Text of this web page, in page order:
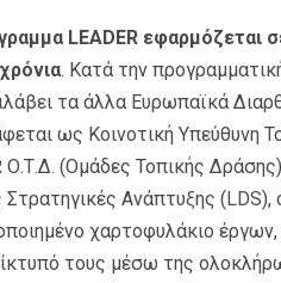
LEADER εφαρμόζεται
. Κατά την
τα άλλα Ευρωπαϊκά
ως Κοινοτική Υπεύθυνη
Ο.Τ.Δ. (Ομάδες Τοπικής
Στρατηγικές Ανάπτυξης (LDS),
χαρτοφυλάκιο
τους μέσω της